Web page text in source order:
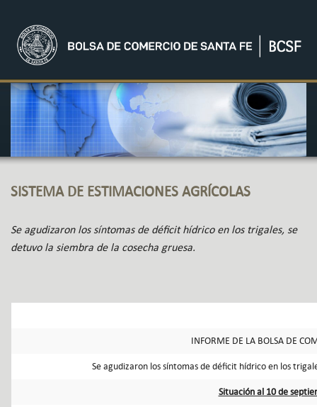
SISTEMA DE ESTIMACIONES AGRÍCOLAS
Se agudizaron los síntomas de déficit hídrico en los trigales, se
detuvo la siembra de la cosecha gruesa.
INFORME DE LA BOLSA DE
Se agudizaron los síntomas de déficit hídrico en los
Situación al 10 de